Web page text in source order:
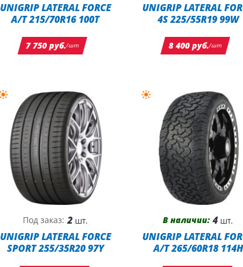
UNIGRIP LATERAL FORCE
A/T 215/70R16 100T
7 750 руб./шт
UNIGRIP LATERAL
4S 225/55R19 99W
8 400 руб./шт
Под заказ: 2 шт.
UNIGRIP LATERAL FORCE
SPORT 255/35R20 97Y
В наличии: 4 шт.
UNIGRIP LATERAL
A/T 265/60R18 114H